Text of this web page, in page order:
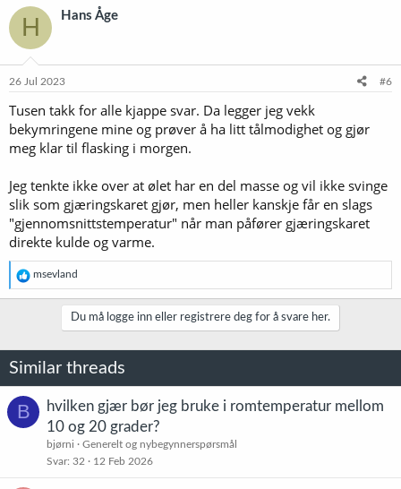
k
o
e
:
H Hans Åge
26 Jul 2023 #6
Tusen takk for alle kjappe svar. Da legger jeg vekk
bekymringene mine og prøver å ha litt tålmodighet og gjør
meg klar til flasking i morgen.
Jeg tenkte ikke over at ølet har en del masse og vil ikke svinge
slik som gjæringskaret gjør, men heller kanskje får en slags
"gjennomsnittstemperatur" når man påfører gjæringskaret
direkte kulde og varme.
R
e
a
n
e
r
msevland
Du må logge inn eller registrere deg for å svare her.
Similar threads
B
hvilken gjær bør jeg bruke i romtemperatur mellom
10 og 20 grader?
bjørni
Generelt og nybegynnerspørsmål
Svar 32 12 Feb 2026